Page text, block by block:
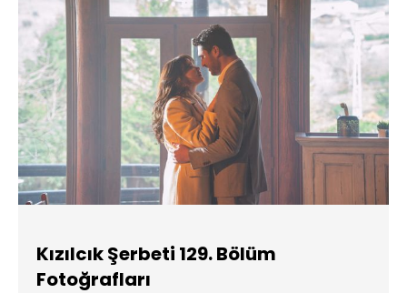
Kızılcık Şerbeti 129. Bölüm
Fotoğrafları